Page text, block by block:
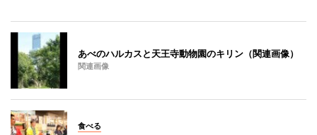
あべのハルカスと天王寺動物園のキリン（関連画像）
関連画像
食べる